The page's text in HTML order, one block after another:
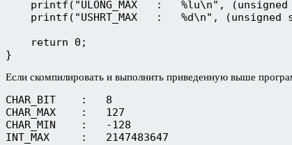
printf("ULONG_MAX   :   %lu\n", (unsigned
printf("USHRT_MAX   :   %d\n", (unsigned
    return 0;
}
Если скомпилировать и выполнить приведенную выше
CHAR_BIT    :   8
CHAR_MAX    :   127
CHAR_MIN    :   -128
INT_MAX     :   2147483647